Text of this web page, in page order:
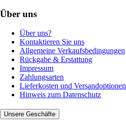
Über uns
Über uns?
Kontaktieren Sie uns
Allgemeine Verkaufsbedingungen
Rückgabe & Erstattung
Impressum
Zahlungsarten
Lieferkosten und Versandoptionen
Hinweis zum Datenschutz
Unsere Geschäfte